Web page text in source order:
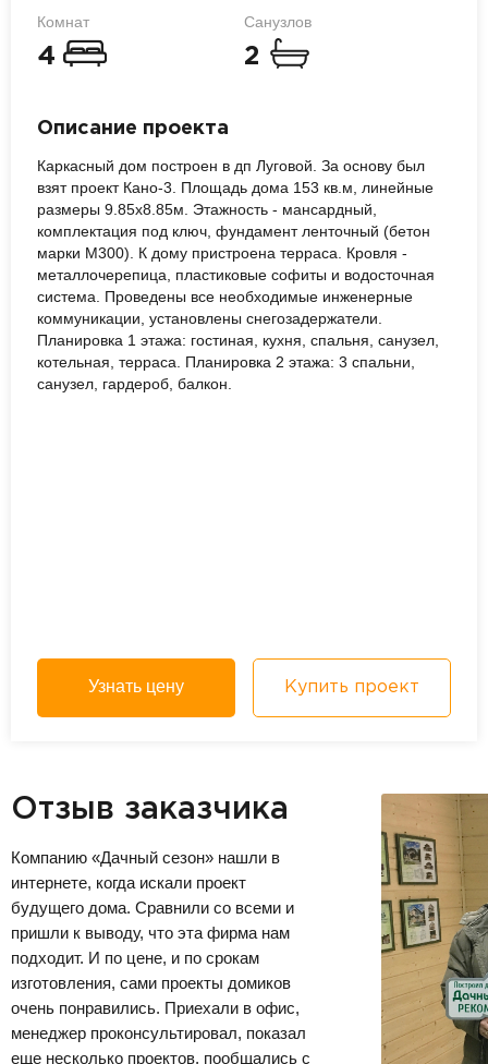
Комнат
4
Санузлов
2
Описание проекта
Каркасный дом построен в дп Луговой. За основу был
взят проект Кано-3. Площадь дома 153 кв.м, линейные
размеры 9.85x8.85м. Этажность - мансардный,
комплектация под ключ, фундамент ленточный (бетон
марки М300). К дому пристроена терраса. Кровля -
металлочерепица, пластиковые софиты и водосточная
система. Проведены все необходимые инженерные
коммуникации, установлены снегозадержатели.
Планировка 1 этажа: гостиная, кухня, спальня, санузел,
котельная, терраса. Планировка 2 этажа: 3 спальни,
санузел, гардероб, балкон.
Узнать цену Купить проект
Отзыв заказчика
Компанию «Дачный сезон» нашли в
интернете, когда искали проект
будущего дома. Сравнили со всеми и
пришли к выводу, что эта фирма нам
подходит. И по цене, и по срокам
изготовления, сами проекты домиков
очень понравились. Приехали в офис,
менеджер проконсультировал, показал
еще несколько проектов, пообщались с